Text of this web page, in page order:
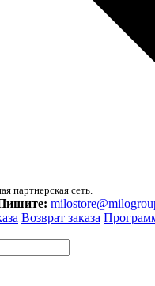
партнерская сеть.
Возврат заказа